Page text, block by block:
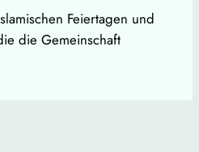
Feiertagen und
die Gemeinschaft